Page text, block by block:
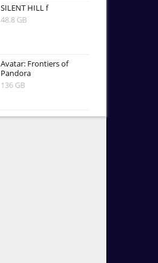
SILENT HILL f
48.8 GB
Avatar: Frontiers of
Pandora
136 GB